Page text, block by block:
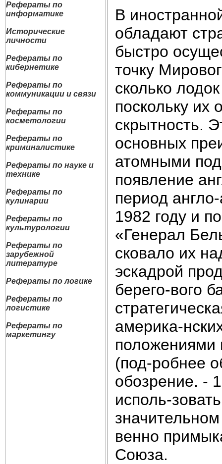
Рефераты по
информатике
Исторические
личности
Рефераты по
кибернетике
Рефераты по
коммуникации и связи
Рефераты по
косметологии
Рефераты по
криминалистике
Рефераты по науке и
технике
Рефераты по
кулинарии
Рефераты по
культурологии
Рефераты по
зарубежной
литературе
Рефераты по логике
Рефераты по
логистике
Рефераты по
маркетингу
В
обладают
быстро
точку
сколько
поскольку их
скрытность.
основных
атомными
появление
период
1982 году и
«Генерал
сковало их
эскадрой
берего-вого
америка-
положениями
(под-робнее
обозрение. -
исполь-
венно
Союза.